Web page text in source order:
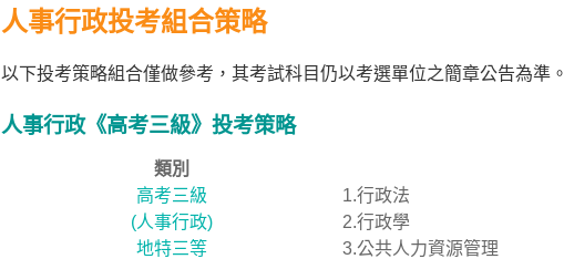
人事行政投考組合策略
以下投考策略組合僅做參考，其考試科目仍以考選單位之簡章公告為準。
人事行政《高考三級》投考策略
類別
高考三級
(人事行政)
1.行政法
2.行政學
3.公共人力資源管理
地特三等